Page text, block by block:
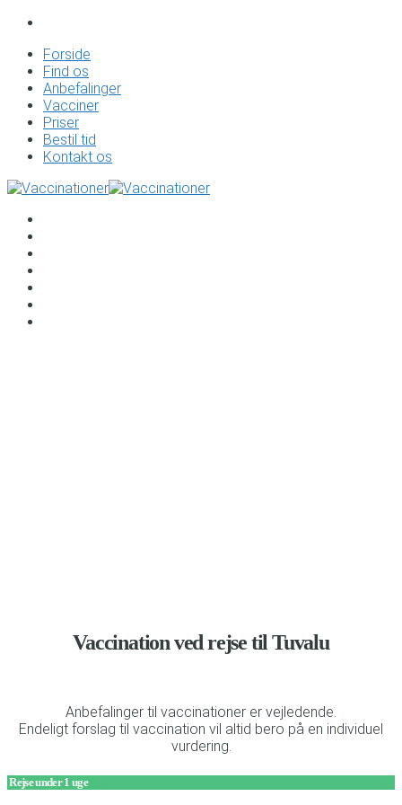
Forside
Find os
Anbefalinger
Vacciner
Priser
Bestil tid
Kontakt os
Vaccination ved rejse til Tuvalu
Anbefalinger til vaccinationer er vejledende.
Endeligt forslag til vaccination vil altid bero på en individuel
vurdering.
Rejse under 1 uge